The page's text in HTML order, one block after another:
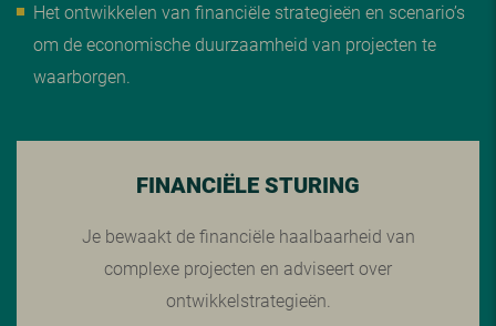
Het ontwikkelen van financiële strategieën en scenario’s
om de economische duurzaamheid van projecten te
waarborgen.
FINANCIËLE STURING
Je bewaakt de financiële haalbaarheid van
complexe projecten en adviseert over
ontwikkelstrategieën.